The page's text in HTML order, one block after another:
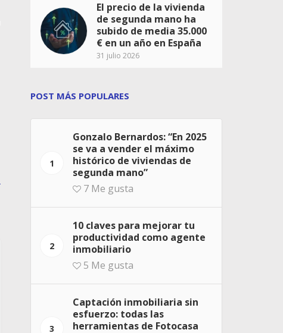
El precio de la vivienda
de segunda mano ha
subido de media 35.000
€ en un año en España
31 julio 2026
POST MÁS POPULARES
1
Gonzalo Bernardos: “En 2025
se va a vender el máximo
histórico de viviendas de
segunda mano”
7 Me gusta
2
10 claves para mejorar tu
productividad como agente
inmobiliario
5 Me gusta
3
Captación inmobiliaria sin
esfuerzo: todas las
herramientas de Fotocasa